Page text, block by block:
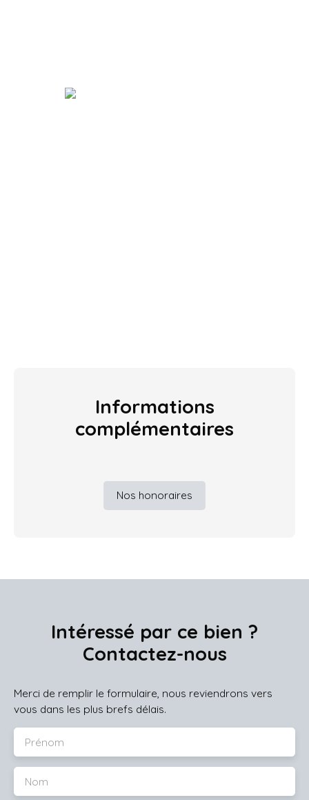
Informations
complémentaires
Nos honoraires
Intéressé par ce bien ?
Contactez-nous
Merci de remplir le formulaire, nous reviendrons vers
vous dans les plus brefs délais.
Prénom
Nom